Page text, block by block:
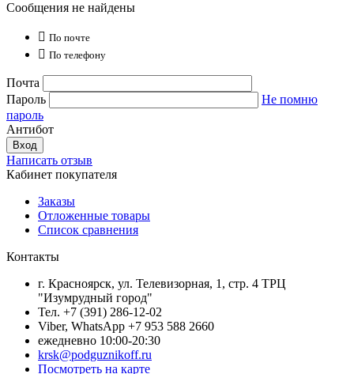
Сообщения не найдены
 По почте
 По телефону
Почта
Пароль
Не помню
пароль
Антибот
Вход
Написать отзыв
Кабинет покупателя
Заказы
Отложенные товары
Список сравнения
Контакты
г. Красноярск, ул. Телевизорная, 1, стр. 4 ТРЦ
"Изумрудный город"
Тел. +7 (391) 286-12-02
Viber, WhatsApp +7 953 588 2660
ежедневно 10:00-20:30
krsk@podguznikoff.ru
Посмотреть на карте